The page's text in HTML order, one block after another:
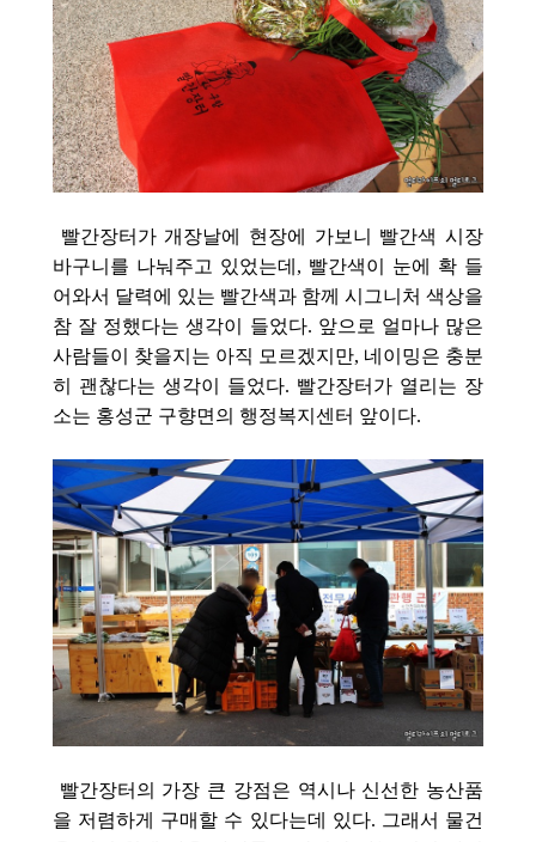
빨간장터가 개장날에 현장에 가보니 빨간색 시장
바구니를 나눠주고 있었는데, 빨간색이 눈에 확 들
어와서 달력에 있는 빨간색과 함께 시그니처 색상을
참 잘 정했다는 생각이 들었다. 앞으로 얼마나 많은
사람들이 찾을지는 아직 모르겠지만, 네이밍은 충분
히 괜찮다는 생각이 들었다. 빨간장터가 열리는 장
소는 홍성군 구향면의 행정복지센터 앞이다.
빨간장터의 가장 큰 강점은 역시나 신선한 농산품
을 저렴하게 구매할 수 있다는데 있다. 그래서 물건